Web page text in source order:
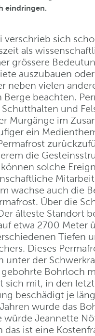
eindringen.
sich
als
grössere
auszubauen
neben vielen
Berge beachten.
und
Murgänge im
ein
die
solche
wachse auch die
Über die
älteste Standort
etwa 2700 Meter
Tiefen
Dieses
unter der
Bohrloch
sich mit, in den
beschädigt je
wurde das
würde Jeannette
ist eine